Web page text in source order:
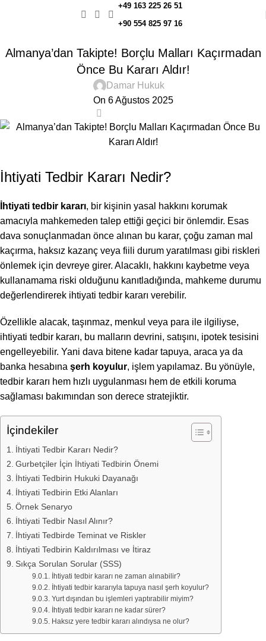
+49 163 225 26 51
+90 554 825 97 16
Almanya’dan Takipte! Borçlu Malları Kaçırmadan
Önce Bu Kararı Aldır!
Damar Hukuk
On 6 Ağustos 2025
İhtiyati Tedbir Kararı Nedir?
İhtiyati tedbir kararı, bir kişinin yasal hakkını korumak
amacıyla mahkemeden talep ettiği geçici bir önlemdir. Esas
dava sonuçlanmadan önce alınan bu karar, çoğu zaman mal
kaçırma, haksız kazanç veya fiili durum yaratılması gibi riskleri
önlemek için devreye girer. Alacaklı, hakkını kaybetme veya
kullanamama riski olduğunu kanıtladığında, mahkeme durumu
değerlendirerek ihtiyati tedbir kararı verebilir.
Özellikle alacak, taşınmaz, menkul veya para ile ilgiliyse,
ihtiyati tedbir kararı, bu malların devrini, satışını, ipotek tesisini
engelleyebilir. Yani dava bitene kadar tapuya, araca ya da
banka hesabına şerh koyulur, işlem yapılamaz. Bu yönüyle,
tedbir kararı hem hızlı uygulanması hem de etkili koruma
sağlaması bakımından son derece stratejiktir.
İçindekiler
İhtiyati Tedbir Kararı Nedir?
Gurbetçiler İçin İhtiyati Tedbirin Önemi
İhtiyati Tedbirin Hukuki Dayanağı
İhtiyati Tedbirin Etki Alanları
Örnek Senaryo
İhtiyati Tedbir Nasıl Alınır?
İhtiyati Tedbirde Teminat ve Riskler
İhtiyati Tedbirin Kaldırılması ve İtiraz
Sıkça Sorulan Sorular (SSS)
İhtiyati tedbir kararı ne zaman alınabilir?
İhtiyati tedbir kararıyla tapuya nasıl şerh koyulur?
Yurt dışından bu işlemleri yaptırabilir miyim?
İhtiyati tedbir kararı ne kadar sürer?
Haksız yere tedbir kararı alındıysa ne olur?